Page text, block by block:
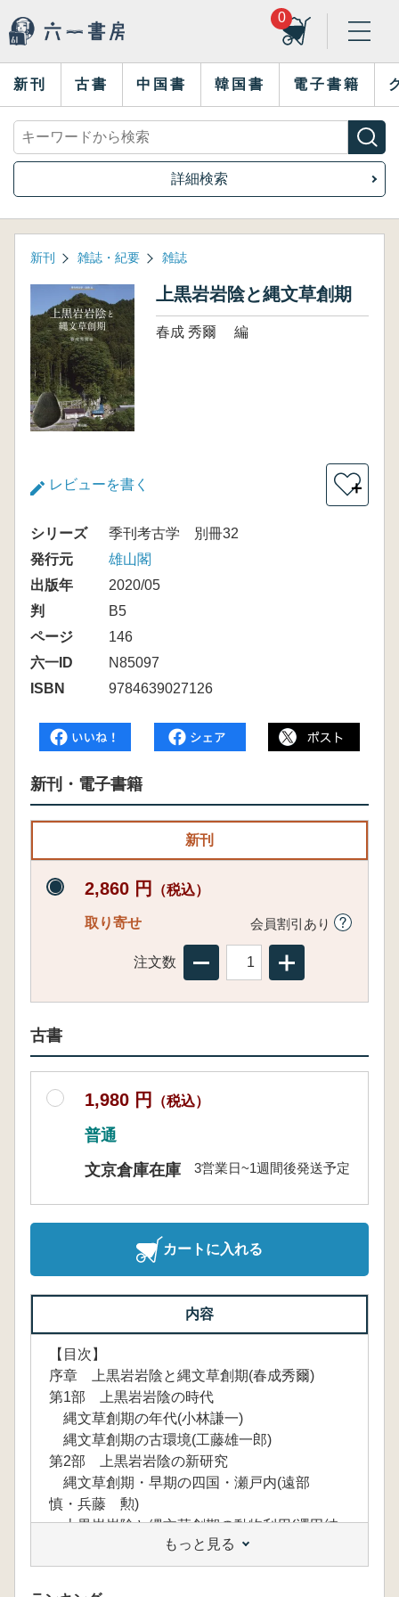
0
新刊 古書 中国書 韓国書 電子書籍
詳細検索
新刊 雑誌・紀要 雑誌
上黒岩岩陰と縄文草創期
春成 秀爾 編
レビューを書く ＋
シリーズ
季刊考古学 別冊32
発行元
雄山閣
出版年
2020/05
判
B5
ページ
146
六一ID
N85097
ISBN
9784639027126
新刊・電子書籍
新刊
2,860 円 （税込）
取り寄せ 会員割引あり
注文数
古書
1,980 円 （税込）
普通
文京倉庫在庫
3営業日~1週間後発送予定
カートに入れる
内容
【目次】
序章 上黒岩岩陰と縄文草創期(春成秀爾)
第1部 上黒岩岩陰の時代
縄文草創期の年代(小林謙一)
縄文草創期の古環境(工藤雄一郎)
第2部 上黒岩岩陰の新研究
縄文草創期・早期の四国・瀬戸内(遠部
慎・兵藤 勲)
上黒岩岩陰と縄文草創期の動物利用(澤田純
上黒岩岩陰の石器(綿貫俊一)
上黒岩岩陰の土器(小林謙一)
もっと見る